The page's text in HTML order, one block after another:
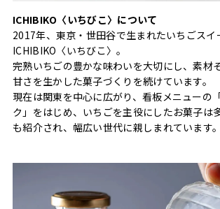
ICHIBIKO〈いちびこ〉について
2017年、東京・世田谷で生まれたいちごスイ
ICHIBIKO〈いちびこ〉。
完熟いちごの豊かな味わいを大切にし、素材
甘さを生かした菓子づくりを続けています。
現在は関東を中心に広がり、看板メニューの
ク」をはじめ、いちごを主役にしたお菓子は
も紹介され、幅広い世代に親しまれています。